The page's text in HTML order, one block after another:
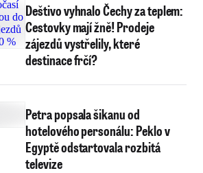
Deštivo vyhnalo Čechy za teplem:
Cestovky mají žně! Prodeje
zájezdů vystřelily, které
destinace frčí?
Petra popsala šikanu od
hotelového personálu: Peklo v
Egyptě odstartovala rozbitá
televize